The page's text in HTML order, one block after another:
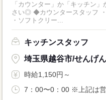
「カウンター」か「キッチン
さい◎ ◆カウンタースタッフ ・レジでの接客、注文 ・ドリンク作り
・ソフトクリー...
キッチンスタッフ
埼玉県越谷市/せんげ
時給1,150円～
7：00〜0：00 ※上記は